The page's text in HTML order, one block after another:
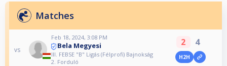
Matches
vs
Feb 18, 2024, 3:08 PM
Bela Megyesi
III. FEBSE "B" Ligás (Félprofi) Bajnokság
2. Forduló
2 4
H2H